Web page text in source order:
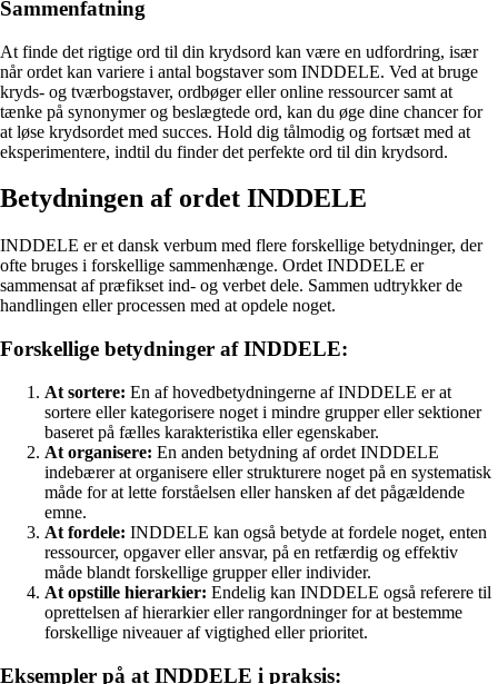
Sammenfatning
At finde det rigtige ord til din krydsord kan være en udfordring, især
når ordet kan variere i antal bogstaver som INDDELE. Ved at bruge
kryds- og tværbogstaver, ordbøger eller online ressourcer samt at
tænke på synonymer og beslægtede ord, kan du øge dine chancer for
at løse krydsordet med succes. Hold dig tålmodig og fortsæt med at
eksperimentere, indtil du finder det perfekte ord til din krydsord.
Betydningen af ordet INDDELE
INDDELE er et dansk verbum med flere forskellige betydninger, der
ofte bruges i forskellige sammenhænge. Ordet INDDELE er
sammensat af præfikset ind- og verbet dele. Sammen udtrykker de
handlingen eller processen med at opdele noget.
Forskellige betydninger af INDDELE:
At sortere: En af hovedbetydningerne af INDDELE er at
sortere eller kategorisere noget i mindre grupper eller sektioner
baseret på fælles karakteristika eller egenskaber.
At organisere: En anden betydning af ordet INDDELE
indebærer at organisere eller strukturere noget på en systematisk
måde for at lette forståelsen eller hansken af det pågældende
emne.
At fordele: INDDELE kan også betyde at fordele noget, enten
ressourcer, opgaver eller ansvar, på en retfærdig og effektiv
måde blandt forskellige grupper eller individer.
At opstille hierarkier: Endelig kan INDDELE også referere til
oprettelsen af hierarkier eller rangordninger for at bestemme
forskellige niveauer af vigtighed eller prioritet.
Eksempler på at INDDELE i praksis: